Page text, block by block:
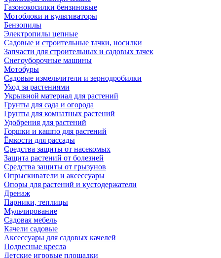
Газонокосилки бензиновые
Мотоблоки и культиваторы
Бензопилы
Электропилы цепные
Садовые и строительные тачки, носилки
Запчасти для строительных и садовых тачек
Снегоуборочные машины
Мотобуры
Садовые измельчители и зернодробилки
Уход за растениями
Укрывной материал для растений
Грунты для сада и огорода
Грунты для комнатных растений
Удобрения для растений
Горшки и кашпо для растений
Ёмкости для рассады
Средства защиты от насекомых
Защита растений от болезней
Средства защиты от грызунов
Опрыскиватели и аксессуары
Опоры для растений и кустодержатели
Дренаж
Парники, теплицы
Мульчирование
Садовая мебель
Качели садовые
Аксессуары для садовых качелей
Подвесные кресла
Детские игровые площадки